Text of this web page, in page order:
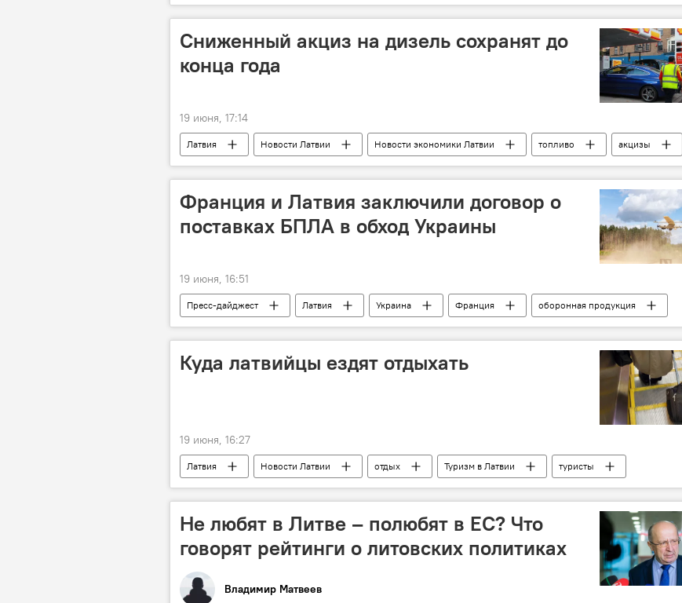
Кино
церемония закрытия
Сниженный акциз на дизель сохранят до
конца года
19 июня, 17:14
Латвия Новости Латвии Новости экономики Латвии топливо акцизы
Франция и Латвия заключили договор о
поставках БПЛА в обход Украины
19 июня, 16:51
Пресс-дайджест Латвия Украина Франция оборонная продукция
Куда латвийцы ездят отдыхать
19 июня, 16:27
Латвия Новости Латвии отдых Туризм в Латвии
туристы
статистика
Не любят в Литве – полюбят в ЕС? Что
говорят рейтинги о литовских политиках
Владимир Матвеев